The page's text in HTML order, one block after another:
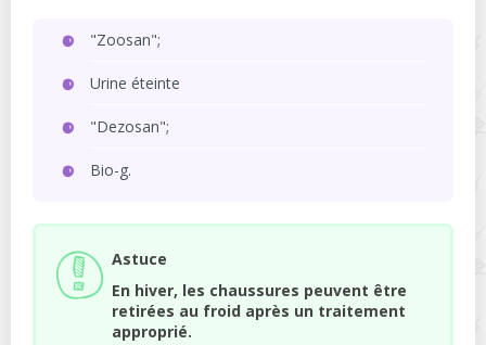
"Zoosan";
Urine éteinte
"Dezosan";
Bio-g.
Astuce
En hiver, les chaussures peuvent être
retirées au froid après un traitement
approprié.